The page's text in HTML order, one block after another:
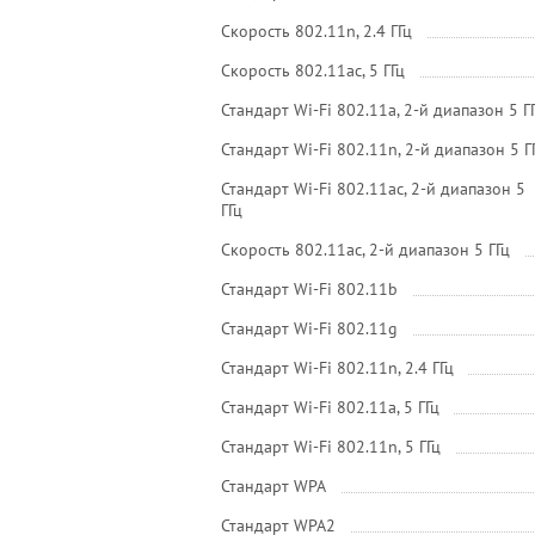
Скорость 802.11n, 2.4 ГГц
Скорость 802.11ac, 5 ГГц
Стандарт Wi-Fi 802.11a, 2-й диапазон 5
Стандарт Wi-Fi 802.11n, 2-й диапазон 5
Стандарт Wi-Fi 802.11ac, 2-й диапазон 5
ГГц
Скорость 802.11ac, 2-й диапазон 5 ГГц
Стандарт Wi-Fi 802.11b
Стандарт Wi-Fi 802.11g
Стандарт Wi-Fi 802.11n, 2.4 ГГц
Стандарт Wi-Fi 802.11a, 5 ГГц
Стандарт Wi-Fi 802.11n, 5 ГГц
Стандарт WPA
Стандарт WPA2